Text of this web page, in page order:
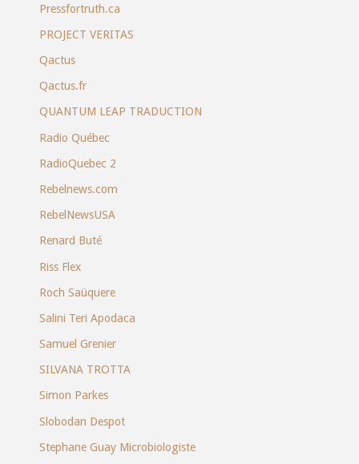
Pressfortruth.ca
PROJECT VERITAS
Qactus
Qactus.fr
QUANTUM LEAP TRADUCTION
Radio Québec
RadioQuebec 2
Rebelnews.com
RebelNewsUSA
Renard Buté
Riss Flex
Roch Saüquere
Salini Teri Apodaca
Samuel Grenier
SILVANA TROTTA
Simon Parkes
Slobodan Despot
Stephane Guay Microbiologiste